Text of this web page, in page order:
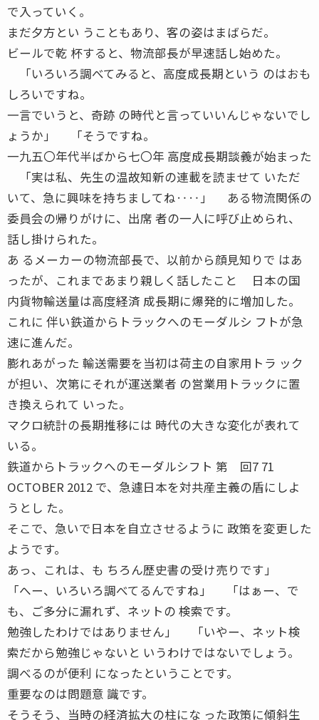
で入っていく。
まだ夕方とい うこともあり、客の姿はまばらだ。
ビールで乾 杯すると、物流部長が早速話し始めた。
「いろいろ調べてみると、高度成長期という のはおも
しろいですね。
一言でいうと、奇跡 の時代と言っていいんじゃないでし
ょうか」 「そうですね。
一九五〇年代半ばから七〇年 高度成長期談義が始まった
「実は私、先生の温故知新の連載を読ませて いただ
いて、急に興味を持ちましてね‥‥」 ある物流関係の
委員会の帰りがけに、出席 者の一人に呼び止められ、
話し掛けられた。
あ るメーカーの物流部長で、以前から顔見知りで はあ
ったが、これまであまり親しく話したこと 日本の国
内貨物輸送量は高度経済 成長期に爆発的に増加した。
これに 伴い鉄道からトラックへのモーダルシ フトが急
速に進んだ。
膨れあがった 輸送需要を当初は荷主の自家用トラ ック
が担い、次第にそれが運送業者 の営業用トラックに置
き換えられて いった。
マクロ統計の長期推移には 時代の大きな変化が表れて
いる。
鉄道からトラックへのモーダルシフト 第 回7 71
OCTOBER 2012 で、急遽日本を対共産主義の盾にしよ
うとし た。
そこで、急いで日本を自立させるように 政策を変更した
ようです。
あっ、これは、も ちろん歴史書の受け売りです」
「へー、いろいろ調べてるんですね」 「はぁー、で
も、ご多分に漏れず、ネットの 検索です。
勉強したわけではありません」 「いやー、ネット検
索だから勉強じゃないと いうわけではないでしょう。
調べるのが便利 になったということです。
重要なのは問題意 識です。
そうそう、当時の経済拡大の柱にな った政策に傾斜生